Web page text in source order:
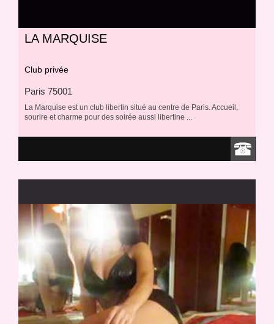
LA MARQUISE
Club privée
Paris 75001
La Marquise est un club libertin situé au centre de Paris. Accueil,
sourire et charme pour des soirée aussi libertine ...